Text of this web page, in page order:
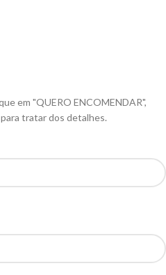
em "QUERO ENCOMENDAR",
tratar dos detalhes.